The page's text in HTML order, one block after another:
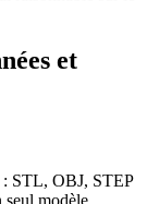
et
: STL, OBJ, STEP
modèle.